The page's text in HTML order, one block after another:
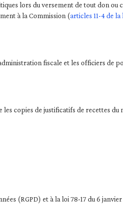
lors du versement de tout don ou
à la Commission (articles 11-4 de la
fiscale et les officiers de
les copies de justificatifs de
(RGPD) et à la loi 78-17 du 6